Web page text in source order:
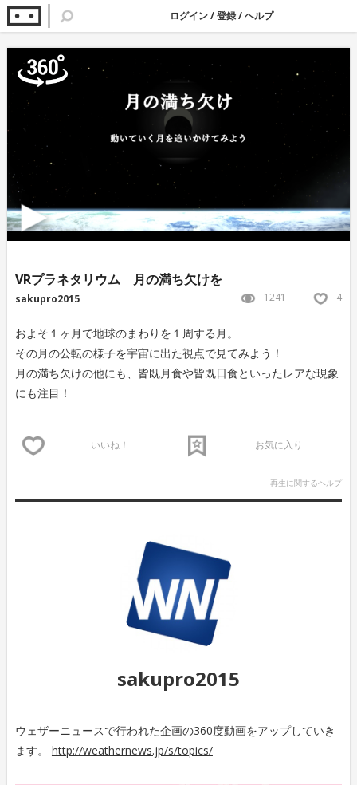
ログイン/登録/ヘルプ
VRプラネタリウム 月の満ち欠けを
sakupro2015 1241 4
およそ１ヶ月で地球のまわりを１周する月。
その月の公転の様子を宇宙に出た視点で見てみよう！
月の満ち欠けの他にも、皆既月食や皆既日食といったレアな現象
にも注目！
いいね！ お気に入り
再生に関するヘルプ
sakupro2015
ウェザーニュースで行われた企画の360度動画をアップしていき
ます。 http://weathernews.jp/s/topics/